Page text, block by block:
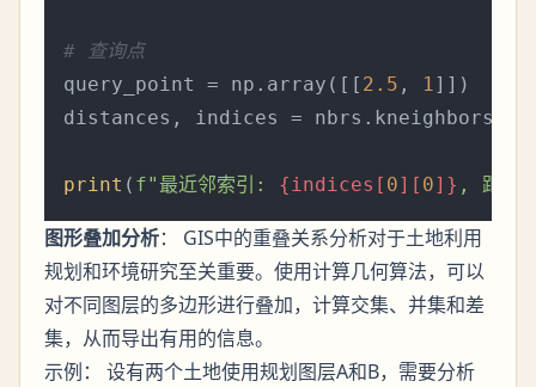
# 查询点
query_point = np.array([[ 2.5 , 1]])
distances, indices =
print ( f"最近邻索引: {indices[ 0][ 0]} , 距
图形叠加分析： GIS中的重叠关系分析对于土地利用
规划和环境研究至关重要。使用计算几何算法，可以
对不同图层的多边形进行叠加，计算交集、并集和差
集，从而导出有用的信息。
示例： 设有两个土地使用规划图层A和B，需要分析